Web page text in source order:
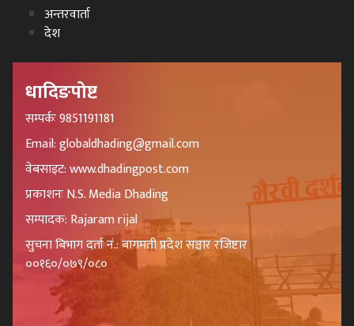
अन्तरवार्ता
देश
धादिङपोष्ट
सम्पर्कः 9851191181
Email: globaldhading@gmail.com
वेबसाइट: www.dhadingpost.com
प्रकाशनः N.S. Media Dhading
सम्पादक: Rajaram rijal
सुचना बिभाग दर्ता नं.: बागमती प्रदेश सञ्चार रजिष्टार
००१६०/०७९/०८०